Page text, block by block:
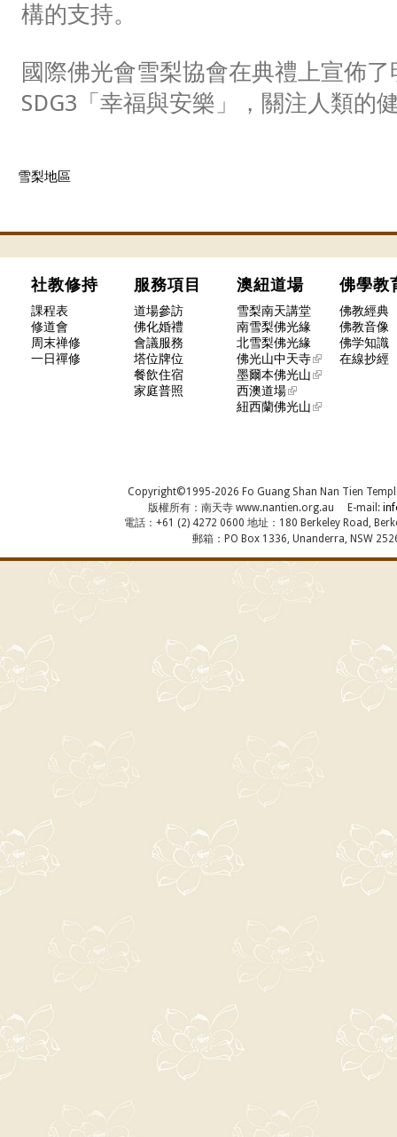
構的支持。
國際佛光會雪梨協會在典禮上宣佈
SDG3「幸福與安樂」，關注人類的
雪梨地區
社教修持 服務項目 澳紐道場 佛學
課程表 道場參訪 雪梨南天講堂
佛教經典
修道會
佛化婚禮 南雪梨佛光緣
佛教音像
周末禅修
會議服務 北雪梨佛光緣
佛学知識
一日禪修
塔位牌位 佛光山中天寺
在線抄經
餐飲住宿
墨爾本佛光山
家庭普照
西澳道場
紐西蘭佛光山
Copyright©1995-2026 Fo Guang Shan Nan Tien
版權所有：南天寺 www.nantien.org.au E-mail:
電話：+61 (2) 4272 0600 地址：180 Berkeley Road,
郵箱：PO Box 1336, Unanderra, NSW